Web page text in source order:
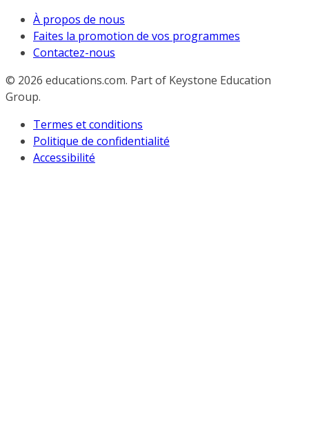
À propos de nous
Faites la promotion de vos programmes
Contactez-nous
© 2026 educations.com. Part of Keystone Education
Group.
Termes et conditions
Politique de confidentialité
Accessibilité